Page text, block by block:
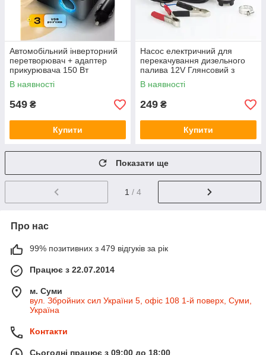
Автомобільний інверторний
перетворювач + адаптер
прикурювача 150 Вт
В наявності
549 ₴
Купити
Насос електричний для
перекачування дизельного
палива 12V Глянсовий з
крокодилами 38 мм
В наявності
249 ₴
Купити
Показати ще
1 / 4
Про нас
99% позитивних з 479 відгуків за рік
Працює з 22.07.2014
м. Суми
вул. Збройних сил України 5, офіс 108 1-й поверх, Суми,
Україна
Контакти
Сьогодні працює з 09:00 до 18:00